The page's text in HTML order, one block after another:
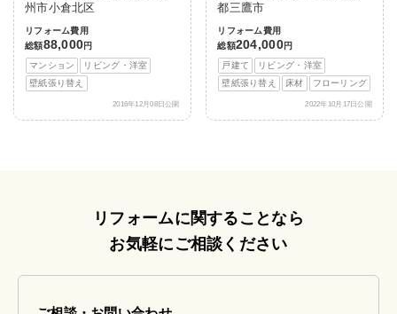
州市小倉北区
リフォーム費用
総額88,000円
マンション
リビング・洋室
壁紙張り替え
2016年12月08日公開
都三鷹市
リフォーム費用
総額204,000円
戸建て
リビング・洋室
壁紙張り替え
床材 フローリング
2022年10月17日公開
リフォームに関することなら
お気軽にご相談ください